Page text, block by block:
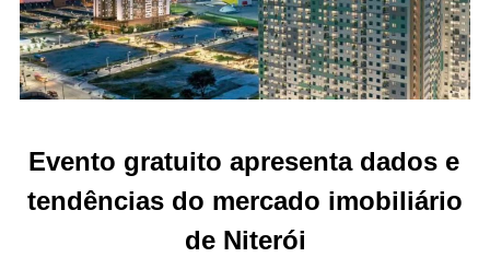
Evento gratuito apresenta dados e
tendências do mercado imobiliário
de Niterói